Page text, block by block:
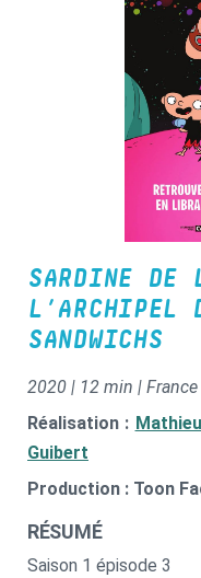
SARDINE DE
L’ARCHIPEL
SANDWICHS
2020 | 12 min | France
Réalisation :
Guibert
Production : Toon
RÉSUMÉ
Saison 1 épisode 3